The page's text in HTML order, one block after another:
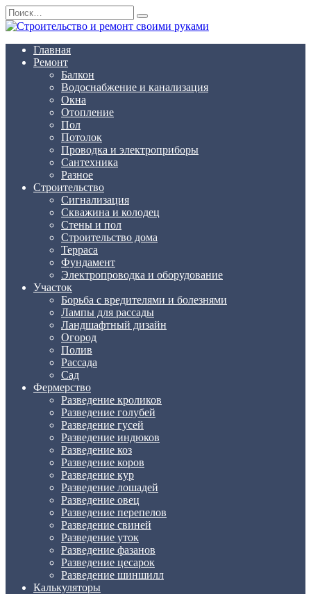
Перейти
к
содержанию
Search
for:
Главная
Ремонт
Балкон
Водоснабжение и канализация
Окна
Отопление
Пол
Потолок
Проводка и электроприборы
Сантехника
Разное
Строительство
Сигнализация
Скважина и колодец
Стены и пол
Строительство дома
Терраса
Фундамент
Электропроводка и оборудование
Участок
Борьба с вредителями и болезнями
Лампы для рассады
Ландшафтный дизайн
Огород
Полив
Рассада
Сад
Фермерство
Разведение кроликов
Разведение голубей
Разведение гусей
Разведение индюков
Разведение коз
Разведение коров
Разведение кур
Разведение лошадей
Разведение овец
Разведение перепелов
Разведение свиней
Разведение уток
Разведение фазанов
Разведение цесарок
Разведение шиншилл
Калькуляторы